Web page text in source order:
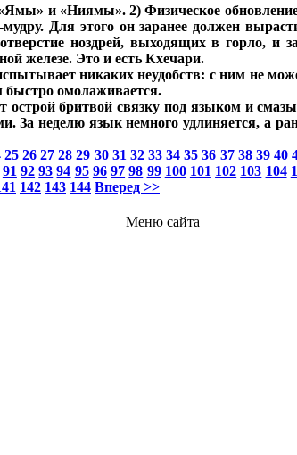
и «Ниямы». 2) Физическое
Для этого он заранее должен
ноздрей, выходящих в горло, и
железе. Это и есть Кхечари.
никаких неудобств: с ним не
быстро омолаживается.
бритвой связку под языком и
неделю язык немного удлиняется, а
25 26 27 28 29 30 31 32 33 34 35 36 37 38 39 40
91 92 93 94 95 96 97 98 99 100 101 102 103 104
142 143 144 Вперед >>
Меню сайта